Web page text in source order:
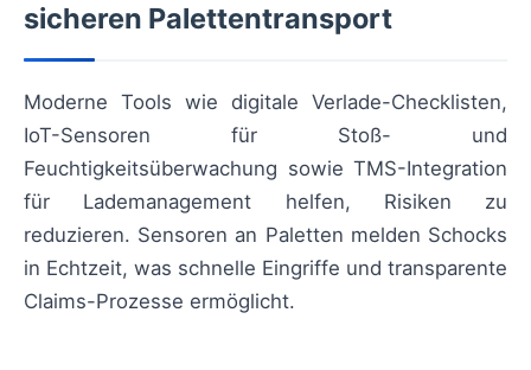
sicheren Palettentransport
Moderne Tools wie digitale Verlade-Checklisten,
IoT-Sensoren für Stoß- und
Feuchtigkeitsüberwachung sowie TMS-Integration
für Lademanagement helfen, Risiken zu
reduzieren. Sensoren an Paletten melden Schocks
in Echtzeit, was schnelle Eingriffe und transparente
Claims-Prozesse ermöglicht.